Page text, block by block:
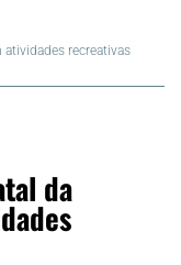
atividades recreativas
da